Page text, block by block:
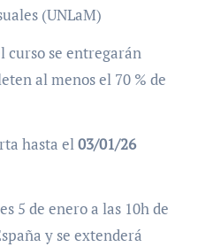
(UNLaM)
curso se entregarán
al menos el 70 % de
hasta el03/01/26
5 de enero a las 10h de
y se extenderá